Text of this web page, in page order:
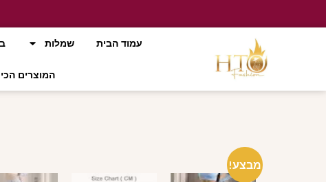
עמוד הבית
שמלות
המוצרים
מבצע!